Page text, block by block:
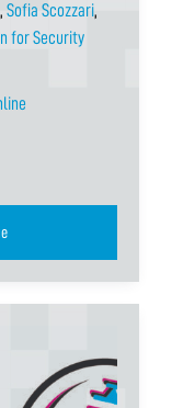
, Sofia Scozzari,
for Security
Date